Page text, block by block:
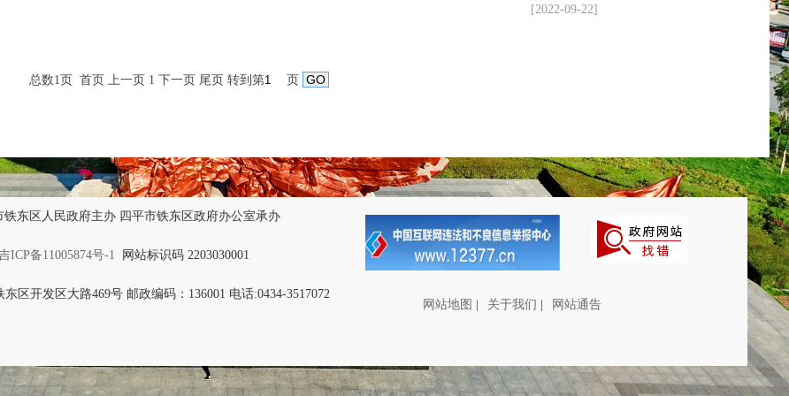
[2022-09-22]
总数1页 首页 上一页 1 下一页 尾页 转到第 页